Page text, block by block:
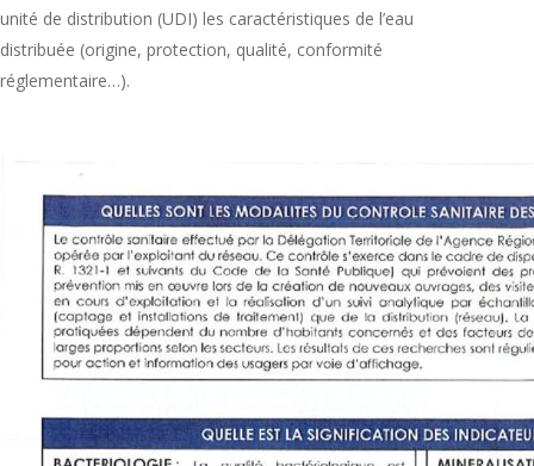
unité de distribution (UDI) les caractéristiques de l’eau
distribuée (origine, protection, qualité, conformité
réglementaire…).